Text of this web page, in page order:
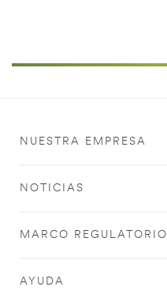
NUESTRA EMPRESA
NOTICIAS
MARCO REGULATORIO
AYUDA